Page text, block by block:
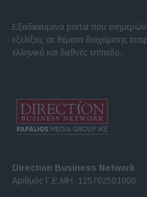
Εξειδικευμένο portal που ενημερώνει
εξελίξεις σε θέματα διαχείρισης
ελληνικό και διεθνές επίπεδο.
Direction Business Network
Αριθμός Γ.Ε.ΜΗ. 125702501000